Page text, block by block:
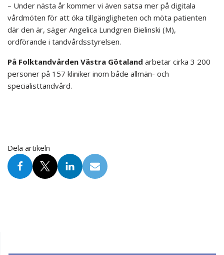
– Under nästa år kommer vi även satsa mer på digitala
vårdmöten för att öka tillgängligheten och möta patienten
där den är, säger Angelica Lundgren Bielinski (M),
ordförande i tandvårdsstyrelsen.
På Folktandvården Västra Götaland arbetar cirka 3 200
personer på 157 kliniker inom både allmän- och
specialisttandvård.
Dela artikeln